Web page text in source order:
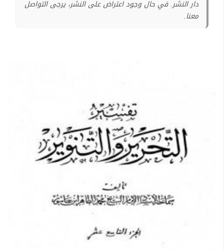
دار النشر. في حال وجود اعتراض على النشر، يرجى التواصل
معنا.